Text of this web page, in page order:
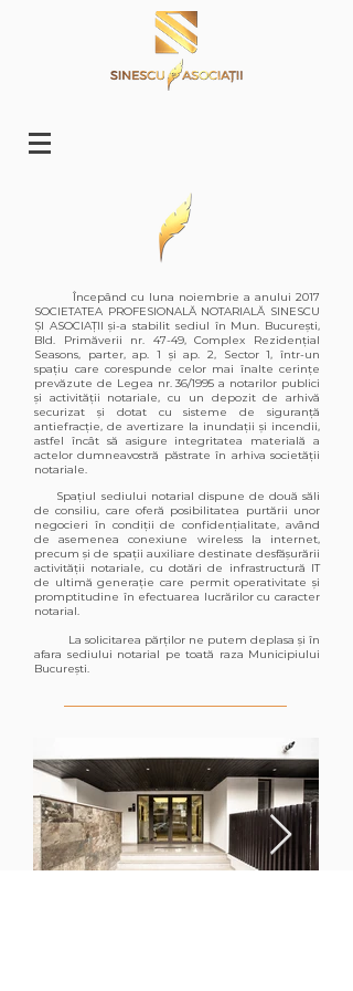
Începând cu luna noiembrie a anului 2017
SOCIETATEA PROFESIONALĂ NOTARIALĂ SINESCU
ȘI ASOCIAȚII și-a stabilit sediul în Mun. București,
Bld. Primăverii nr. 47-49, Complex Rezidențial
Seasons, parter, ap. 1 și ap. 2, Sector 1, într-un
spațiu care corespunde celor mai înalte cerințe
prevăzute de Legea nr. 36/1995 a notarilor publici
și activității notariale, cu un depozit de arhivă
securizat și dotat cu sisteme de siguranță
antiefracție, de avertizare la inundații și incendii,
astfel încât să asigure integritatea materială a
actelor dumneavostră păstrate în arhiva societății
notariale.
Spațiul sediului notarial dispune de două săli
de consiliu, care oferă posibilitatea purtării unor
negocieri în condiții de confidențialitate, având
de asemenea conexiune wireless la internet,
precum și de spații auxiliare destinate desfășurării
activității notariale, cu dotări de infrastructură IT
de ultimă generație care permit operativitate și
promptitudine în efectuarea lucrărilor cu caracter
notarial.
La solicitarea părților ne putem deplasa și în
afara sediului notarial pe toată raza Municipiului
București.